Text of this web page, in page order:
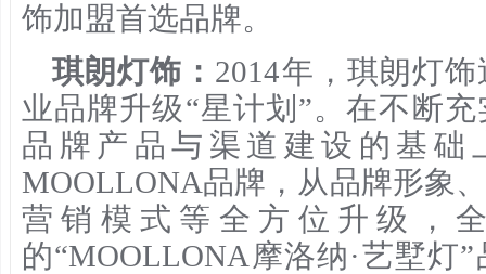
饰加盟首选品牌。
琪朗灯饰： 2014年，琪朗灯
业品牌升级“星计划”。在不断
品牌产品与渠道建设的基础
MOOLLONA品牌，从品牌形象
营销模式等全方位升级，
的“MOOLLONA摩洛纳·艺墅灯